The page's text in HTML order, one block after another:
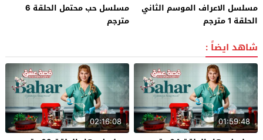
مسلسل الاعراف الموسم الثاني
الحلقة 1 مترجم
مسلسل حب محتمل الحلقة 6
مترجم
شاهد ايضاً :
01:59:48
02:16:08